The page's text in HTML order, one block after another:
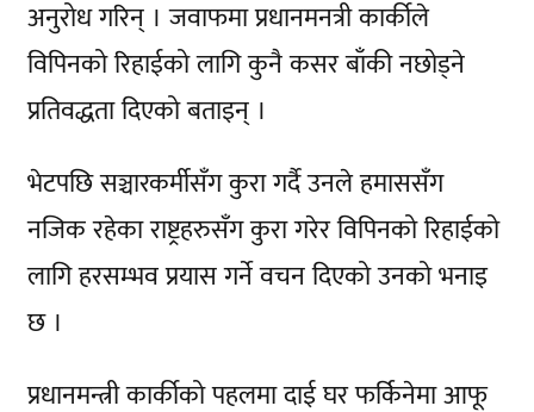
अनुरोध गरिन् । जवाफमा प्रधानमनत्री कार्कीले
विपिनको रिहाईको लागि कुनै कसर बाँकी नछोड्ने
प्रतिवद्धता दिएको बताइन् ।
भेटपछि सञ्चारकर्मीसँग कुरा गर्दै उनले हमाससँग
नजिक रहेका राष्ट्रहरुसँग कुरा गरेर विपिनको रिहाईको
लागि हरसम्भव प्रयास गर्ने वचन दिएको उनको भनाइ
छ ।
प्रधानमन्त्री कार्कीको पहलमा दाई घर फर्किनेमा आफू